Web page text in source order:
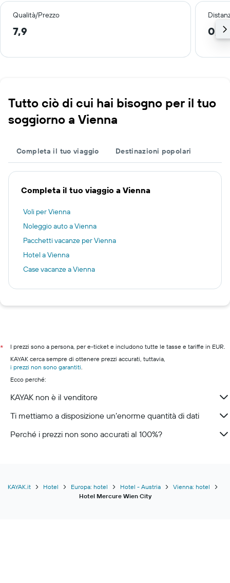
Qualità/Prezzo
7,9 0,8
Tutto ciò di cui hai bisogno per il tuo
soggiorno a Vienna
Completa il tuo viaggio Destinazioni popolari
Completa il tuo viaggio a Vienna
Voli per Vienna
Noleggio auto a Vienna
Pacchetti vacanze per Vienna
Hotel a Vienna
Case vacanze a Vienna
*
I prezzi sono a persona, per e-ticket e includono tutte le tasse e tariffe in EUR.
KAYAK cerca sempre di ottenere prezzi accurati, tuttavia,
i prezzi non sono garantiti.
Ecco perché:
KAYAK non è il venditore
Ti mettiamo a disposizione un’enorme quantità di dati
Perché i prezzi non sono accurati al 100%?
KAYAK.it Hotel Europa: hotel Hotel - Austria
Vienna: hotel
Hotel Mercure Wien City